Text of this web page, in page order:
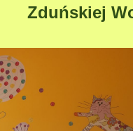
Zduńskiej